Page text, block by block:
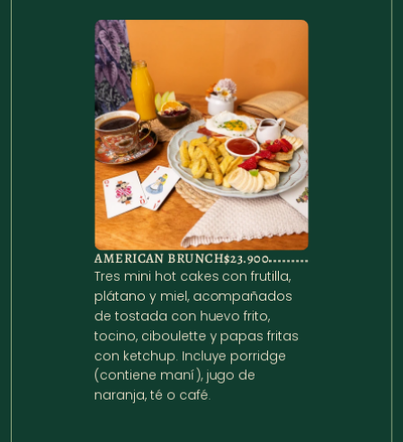
AMERICAN BRUNCH$23.900
Tres mini hot cakes con frutilla,
plátano y miel, acompañados
de tostada con huevo frito,
tocino, ciboulette y papas fritas
con ketchup. Incluye porridge
(contiene maní), jugo de
naranja, té o café.